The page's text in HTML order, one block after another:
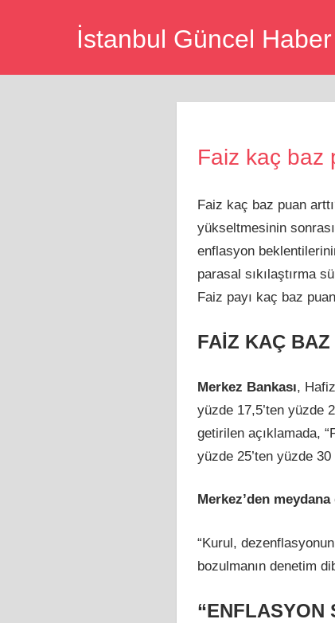
İstanbul Güncel Haber
Faiz kaç baz
Faiz kaç baz puan
yükseltmesinin
enflasyon
parasal sıkılaştırma
Faiz payı kaç baz
FAİZ KAÇ
Merkez Bankası,
yüzde 17,5’ten yüzde
getirilen açıklamada,
yüzde 25’ten yüzde
Merkez’den
“Kurul,
bozulmanın denetim
“ENFLASYON